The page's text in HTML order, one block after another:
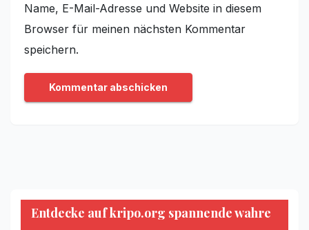
Name, E-Mail-Adresse und Website in diesem
Browser für meinen nächsten Kommentar
speichern.
Entdecke auf kripo.org spannende wahre